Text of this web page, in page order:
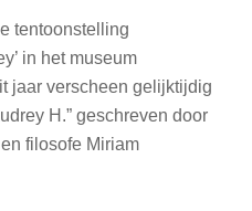
tentoonstelling
in het museum
jaar verscheen gelijktijdig
H.” geschreven door
filosofe Miriam